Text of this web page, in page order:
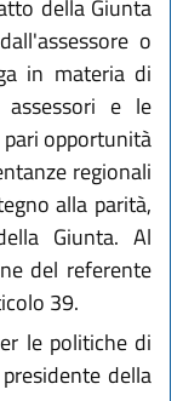
della Giunta
o
in materia di
e le
opportunità
regionali
alla parità,
Giunta. Al
del referente
39.
le politiche di
della